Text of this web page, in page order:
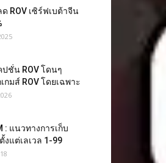
ROV เซิร์ฟเบต้าจีน
ชั่น ROV โดนๆ
กมส์ ROV โดยเฉพาะ
: แนวทางการเก็บ
งแต่เลเวล 1-99